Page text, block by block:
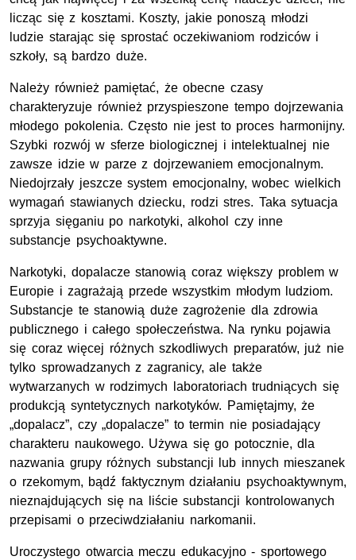
licząc się z kosztami. Koszty, jakie ponoszą młodzi
ludzie starając się sprostać oczekiwaniom rodziców i
szkoły, są bardzo duże.
Należy również pamiętać, że obecne czasy
charakteryzuje również przyspieszone tempo dojrzewania
młodego pokolenia. Często nie jest to proces harmonijny.
Szybki rozwój w sferze biologicznej i intelektualnej nie
zawsze idzie w parze z dojrzewaniem emocjonalnym.
Niedojrzały jeszcze system emocjonalny, wobec wielkich
wymagań stawianych dziecku, rodzi stres. Taka sytuacja
sprzyja sięganiu po narkotyki, alkohol czy inne
substancje psychoaktywne.
Narkotyki, dopalacze stanowią coraz większy problem w
Europie i zagrażają przede wszystkim młodym ludziom.
Substancje te stanowią duże zagrożenie dla zdrowia
publicznego i całego społeczeństwa. Na rynku pojawia
się coraz więcej różnych szkodliwych preparatów, już nie
tylko sprowadzanych z zagranicy, ale także
wytwarzanych w rodzimych laboratoriach trudniących się
produkcją syntetycznych narkotyków. Pamiętajmy, że
„dopalacz”, czy „dopalacze” to termin nie posiadający
charakteru naukowego. Używa się go potocznie, dla
nazwania grupy różnych substancji lub innych mieszanek
o rzekomym, bądź faktycznym działaniu psychoaktywnym,
nieznajdujących się na liście substancji kontrolowanych
przepisami o przeciwdziałaniu narkomanii.
Uroczystego otwarcia meczu edukacyjno - sportowego